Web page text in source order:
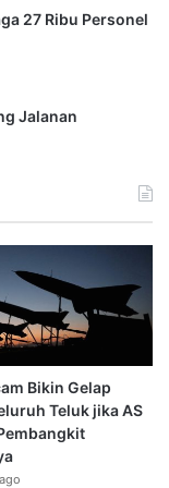
27 Ribu Personel
Jalanan
Bikin Gelap
Teluk jika AS